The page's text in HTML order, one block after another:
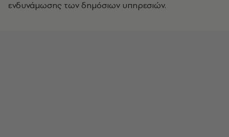
ενδυνάμωσης των δημόσιων υπηρεσιών.